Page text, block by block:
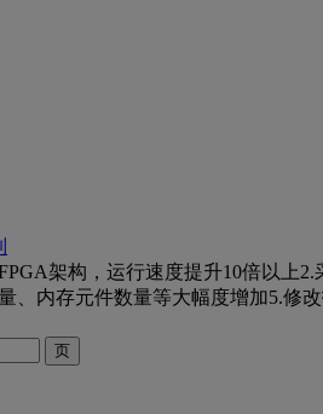
架构，运行速度提升10倍以上
、内存元件数量等大幅度增加5.修